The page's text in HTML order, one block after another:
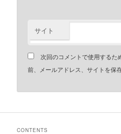
サイト
次回のコメントで使用するた
前、メールアドレス、サイトを保存
CONTENTS